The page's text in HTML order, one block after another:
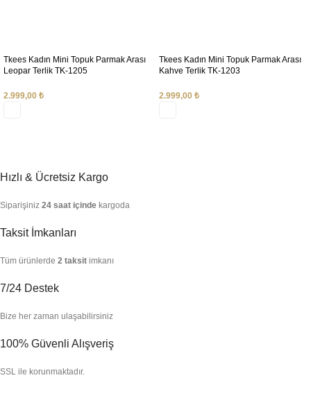
Tkees Kadın Mini Topuk Parmak Arası
Leopar Terlik TK-1205
2.999,00 ₺
Tkees Kadın Mini Topuk Parmak Arası
Kahve Terlik TK-1203
2.999,00 ₺
Hızlı & Ücretsiz Kargo
Siparişiniz 24 saat içinde kargoda
Taksit İmkanları
Tüm ürünlerde 2 taksit imkanı
7/24 Destek
Bize her zaman ulaşabilirsiniz
100% Güvenli Alışveriş
SSL ile korunmaktadır.